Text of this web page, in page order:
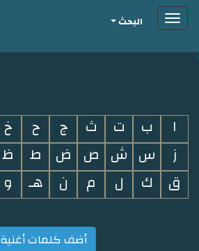
i
Toggleالبحث
ا ب ت ث ج ح خ
ز
س ش ص ض ط ظ
ق
ك ل م ن هـ و
أضف كلمات أغنية